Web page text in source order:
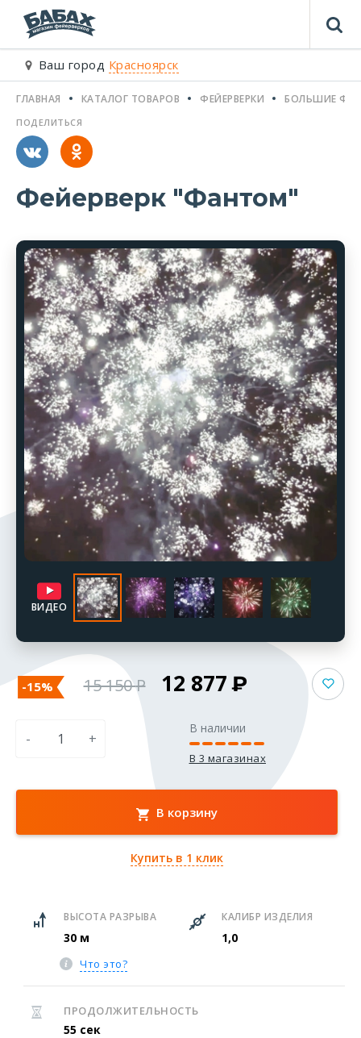
Ваш город Красноярск
ГЛАВНАЯ КАТАЛОГ ТОВАРОВ ФЕЙЕРВЕРКИ БОЛЬШИЕ
Фейерверк "Фантом"
ПОДЕЛИТЬСЯ
ВИДЕО
-15% 15 150 12 877
- +
В наличии
В 3 магазинах
В корзину
Купить в 1 клик
ВЫСОТА РАЗРЫВА
30 м
КАЛИБР ИЗДЕЛИЯ
1,0
Что это?
ПРОДОЛЖИТЕЛЬНОСТЬ
55 сек